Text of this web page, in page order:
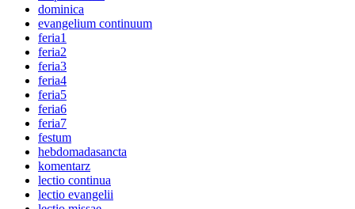
dominica
evangelium continuum
feria1
feria2
feria3
feria4
feria5
feria6
feria7
festum
hebdomadasancta
komentarz
lectio continua
lectio evangelii